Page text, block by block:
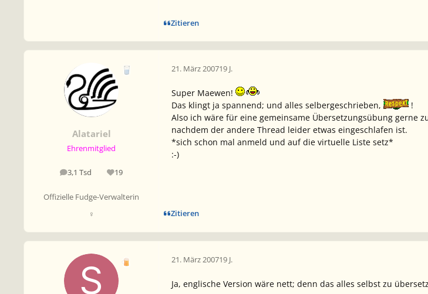
Zitieren
Alatariel
Ehrenmitglied
3,1 Tsd
Beiträge 19
Reputation
Offizielle Fudge-Verwalterin
♀
21. März 200719 J.
Super Maewen!
Das klingt ja spannend; und alles selbergeschrieben,
!
Also ich wäre für eine gemeinsame Übersetzungsübung gerne
nachdem der andere Thread leider etwas eingeschlafen ist.
*sich schon mal anmeld und auf die virtuelle Liste setz*
:-)
Zitieren
21. März 200719 J.
Ja, englische Version wäre nett; denn das alles selbst zu